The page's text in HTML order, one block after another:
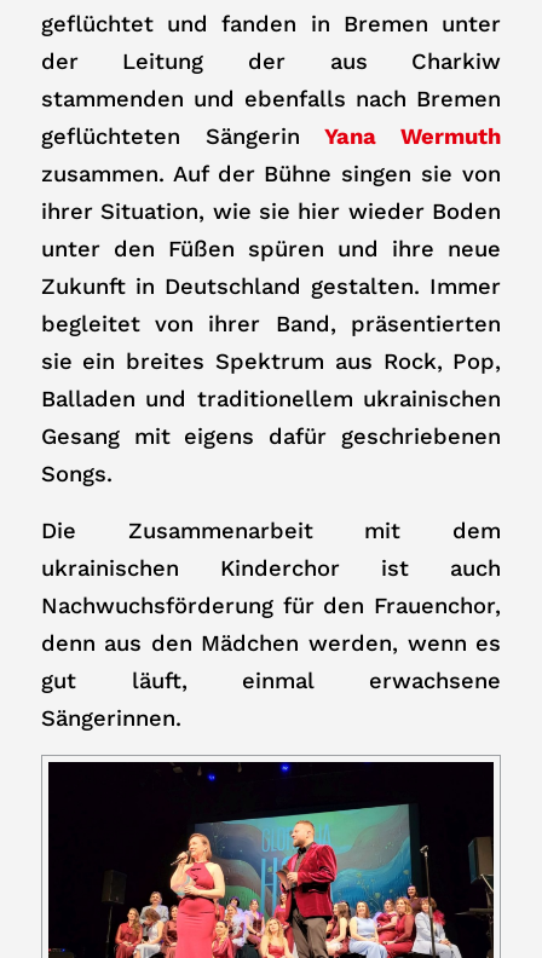
geflüchtet und fanden in Bremen unter
der Leitung der aus Charkiw
stammenden und ebenfalls nach Bremen
geflüchteten SängerinYana Wermuth
zusammen. Auf der Bühne singen sie von
ihrer Situation, wie sie hier wieder Boden
unter den Füßen spüren und ihre neue
Zukunft in Deutschland gestalten. Immer
begleitet von ihrer Band, präsentierten
sie ein breites Spektrum aus Rock, Pop,
Balladen und traditionellem ukrainischen
Gesang mit eigens dafür geschriebenen
Songs.
Die Zusammenarbeit mit dem
ukrainischen Kinderchor ist auch
Nachwuchsförderung für den Frauenchor,
denn aus den Mädchen werden, wenn es
gut läuft, einmal erwachsene
Sängerinnen.